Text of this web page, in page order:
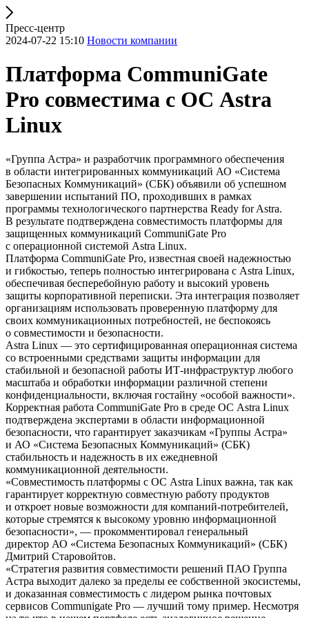
Пресс-центр
2024-07-22 15:10 Новости компании
Платформа CommuniGate
Pro совместима с ОС Astra
Linux
«Группа Астра» и разработчик программного обеспечения
в области интегрированных коммуникаций АО «Система
Безопасных Коммуникаций» (СБК) объявили об успешном
завершении испытаний ПО, проходивших в рамках
программы технологического партнерства Ready for Astra.
В результате подтверждена совместимость платформы для
защищенных коммуникаций CommuniGate Pro
с операционной системой Astra Linux.
Платформа CommuniGate Pro, известная своей надежностью
и гибкостью, теперь полностью интегрирована с Astra Linux,
обеспечивая бесперебойную работу и высокий уровень
защиты корпоративной переписки. Эта интеграция позволяет
организациям использовать проверенную платформу для
своих коммуникационных потребностей, не беспокоясь
о совместимости и безопасности.
Astra Linux — это сертифицированная операционная система
со встроенными средствами защиты информации для
стабильной и безопасной работы ИТ-инфраструктур любого
масштаба и обработки информации различной степени
конфиденциальности, включая гостайну «особой важности».
Корректная работа CommuniGate Pro в среде ОС Astra Linux
подтверждена экспертами в области информационной
безопасности, что гарантирует заказчикам «Группы Астра»
и АО «Система Безопасных Коммуникаций» (СБК)
стабильность и надежность в их ежедневной
коммуникационной деятельности.
«Совместимость платформы с ОС Astra Linux важна, так как
гарантирует корректную совместную работу продуктов
и откроет новые возможности для компаний-потребителей,
которые стремятся к высокому уровню информационной
безопасности», — прокомментировал генеральный
директор АО «Система Безопасных Коммуникаций» (СБК)
Дмитрий Старовойтов.
«Стратегия развития совместимости решений ПАО Группа
Астра выходит далеко за пределы ее собственной экосистемы,
и доказанная совместимость с лидером рынка почтовых
сервисов Communigate Pro — лучший тому пример. Несмотря